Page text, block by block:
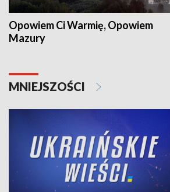
Opowiem Ci Warmię, Opowiem
Mazury
MNIEJSZOŚCI